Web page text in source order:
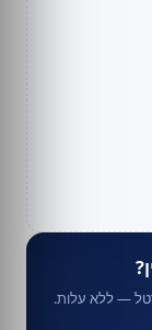
— ללא עלות.